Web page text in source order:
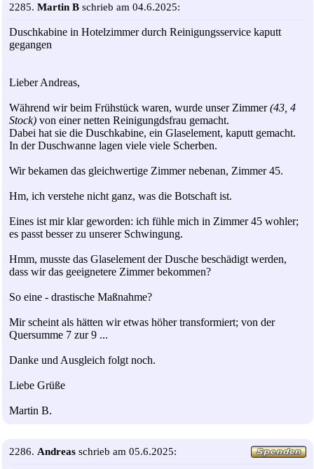
2285. Martin B schrieb am 04.6.2025:
Duschkabine in Hotelzimmer durch Reinigungsservice kaputt
gegangen
Lieber Andreas,
Während wir beim Frühstück waren, wurde unser Zimmer(43, 4
Stock) von einer netten Reinigungdsfrau gemacht.
Dabei hat sie die Duschkabine, ein Glaselement, kaputt gemacht.
In der Duschwanne lagen viele viele Scherben.
Wir bekamen das gleichwertige Zimmer nebenan, Zimmer 45.
Hm, ich verstehe nicht ganz, was die Botschaft ist.
Eines ist mir klar geworden: ich fühle mich in Zimmer 45 wohler;
es passt besser zu unserer Schwingung.
Hmm, musste das Glaselement der Dusche beschädigt werden,
dass wir das geeignetere Zimmer bekommen?
So eine - drastische Maßnahme?
Mir scheint als hätten wir etwas höher transformiert; von der
Quersumme 7 zur 9 ...
Danke und Ausgleich folgt noch.
Liebe Grüße
Martin B.
2286. Andreas schrieb am 05.6.2025: